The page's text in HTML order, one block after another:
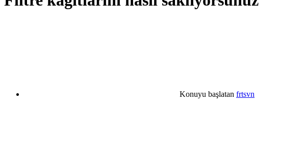
Konuyu başlatan frtsvn